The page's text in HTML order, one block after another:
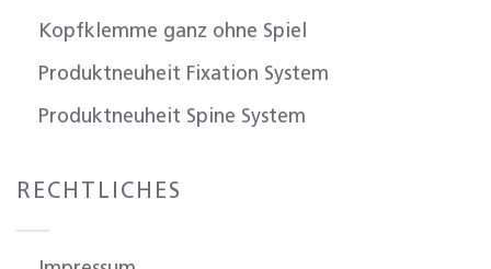
Kopfklemme ganz ohne Spiel
Produktneuheit Fixation System
Produktneuheit Spine System
RECHTLICHES